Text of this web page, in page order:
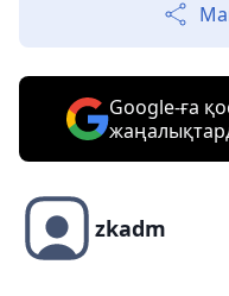
Google-ға
zkadm